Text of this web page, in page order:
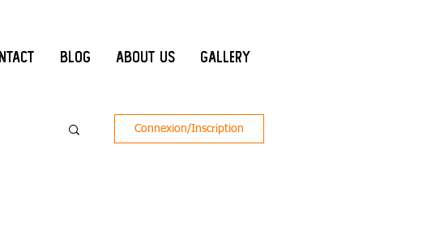
Blog About Us Gallery
Connexion/Inscription